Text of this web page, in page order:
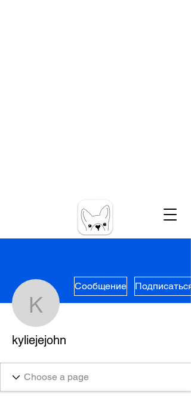
kyliejejohn
Сообщение Подписаться
kyliejejohn